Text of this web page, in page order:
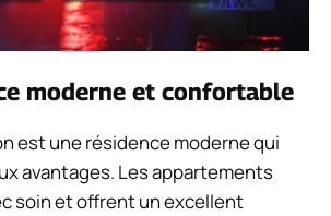
moderne et confortable
est une résidence moderne qui
avantages. Les appartements
soin et offrent un excellent